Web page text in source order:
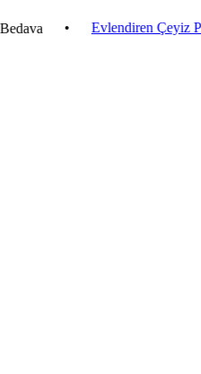
• Evlendiren Çeyiz Paketleri